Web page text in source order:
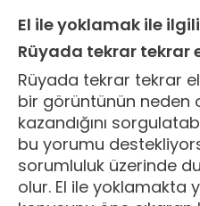
El ile yoklamak ile
Rüyada tekrar tekrar
Rüyada tekrar tekrar el
bir görüntünün neden
kazandığını
bu yorumu
sorumluluk üzerinde
olur. El ile yoklamakta